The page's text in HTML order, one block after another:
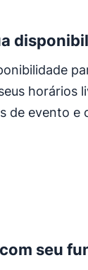
horários
de evento e
seu